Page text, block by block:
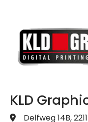
KLD
Delfweg 14B,